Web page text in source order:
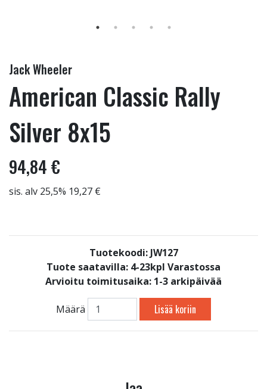
Jack Wheeler
American Classic Rally
Silver 8x15
94,84 €
sis. alv 25,5% 19,27 €
Tuotekoodi: JW127
Tuote saatavilla: 4-23kpl Varastossa
Arvioitu toimitusaika: 1-3 arkipäivää
Määrä Lisää koriin